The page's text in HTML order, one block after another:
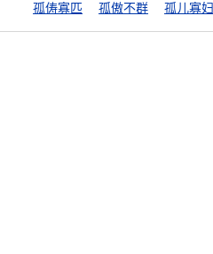
孤俦寡匹
孤傲不群 孤儿寡妇